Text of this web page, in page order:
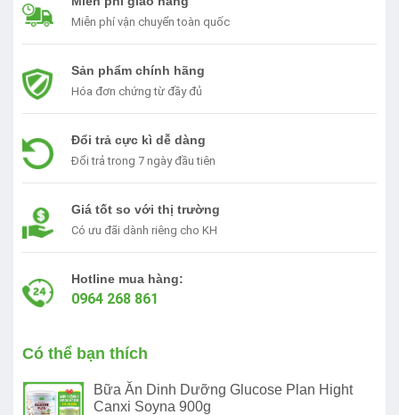
Miễn phí vận chuyển toàn quốc
Sản phẩm chính hãng
Hóa đơn chứng từ đầy đủ
Đổi trả cực kì dễ dàng
Đổi trả trong 7 ngày đầu tiên
Giá tốt so với thị trường
Có ưu đãi dành riêng cho KH
Hotline mua hàng:
0964 268 861
Có thể bạn thích
Bữa Ăn Dinh Dưỡng Glucose Plan Hight
Canxi Soyna 900g